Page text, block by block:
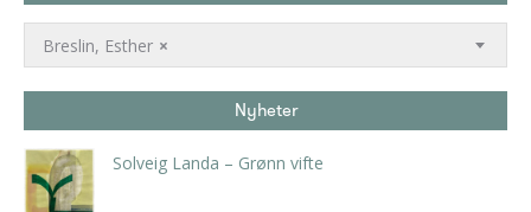
×
Breslin, Esther
Nyheter
Solveig Landa – Grønn vifte